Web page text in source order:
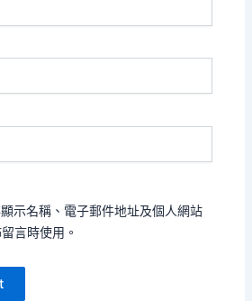
示名稱、電子郵件地址及個人網站
言時使用。